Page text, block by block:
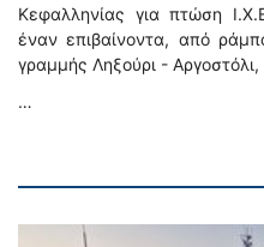
Κεφαλληνίας για πτώση
έναν επιβαίνοντα, από
γραμμής Ληξούρι -
…